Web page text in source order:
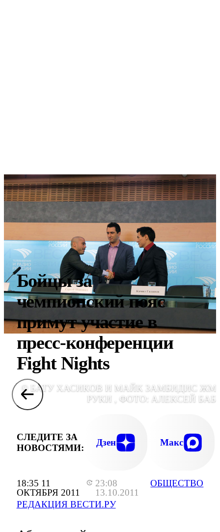
18:35 11
ОКТЯБРЯ 2011
23:08
13.10.2011
РЕДАКЦИЯ ВЕСТИ.РУ
ОБЩЕСТВО
Бойцы за
чемпионский пояс
примут участие в
пресс-конференции
Fight Nights
© БАТУ ХАСИКОВ И МАЙК ЗАМБИДИС
РУКИ , ФОТО: АЛЕКСЕЙ
СЛЕДИТЕ ЗА
НОВОСТЯМИ:
Дзен Макс